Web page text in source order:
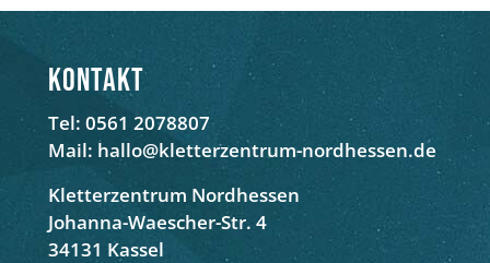
Kontakt
Tel: 0561 2078807
Mail: hallo@kletterzentrum-nordhessen.de
Kletterzentrum Nordhessen
Johanna-Waescher-Str. 4
34131 Kassel